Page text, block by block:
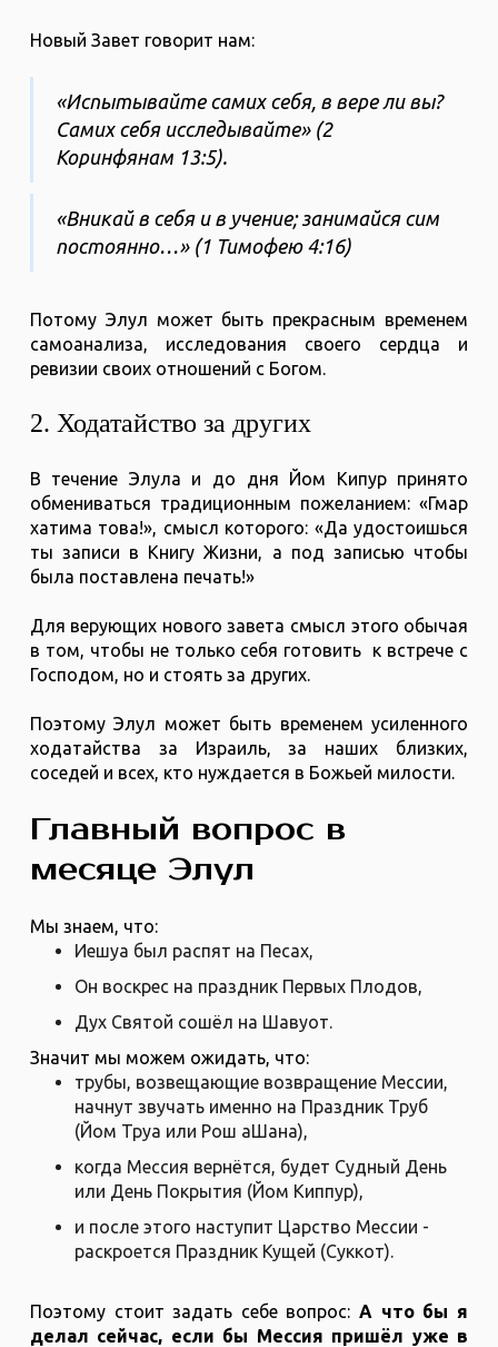
Новый Завет говорит нам:
«Испытывайте самих себя, в вере ли вы?
Самих себя исследывайте» (2
Коринфянам 13:5).
«Вникай в себя и в учение; занимайся сим
постоянно…» (1 Тимофею 4:16)
Потому Элул может быть прекрасным временем
самоанализа, исследования своего сердца и
ревизии своих отношений с Богом.
2. Ходатайство за других
В течение Элула и до дня Йом Кипур принято
обмениваться традиционным пожеланием: «Гмар
хатима това!», смысл которого: «Да удостоишься
ты записи в Книгу Жизни, а под записью чтобы
была поставлена печать!»
Для верующих нового завета смысл этого обычая
в том, чтобы не только себя готовить к встрече с
Господом, но и стоять за других.
Поэтому Элул может быть временем усиленного
ходатайства за Израиль, за наших близких,
соседей и всех, кто нуждается в Божьей милости.
Главный вопрос в
месяце Элул
Мы знаем, что:
Иешуа был распят на Песах,
Он воскрес на праздник Первых Плодов,
Дух Святой сошёл на Шавуот.
Значит мы можем ожидать, что:
трубы, возвещающие возвращение Мессии,
начнут звучать именно на Праздник Труб
(Йом Труа или Рош аШана),
когда Мессия вернётся, будет Судный День
или День Покрытия (Йом Киппур),
и после этого наступит Царство Мессии -
раскроется Праздник Кущей (Суккот).
Поэтому стоит задать себе вопрос:А что бы я
делал сейчас, если бы Мессия пришёл уже в